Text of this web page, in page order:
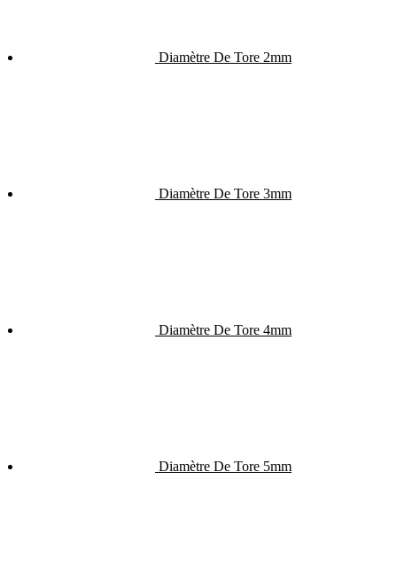
Diamètre De Tore 2mm
Diamètre De Tore 3mm
Diamètre De Tore 4mm
Diamètre De Tore 5mm